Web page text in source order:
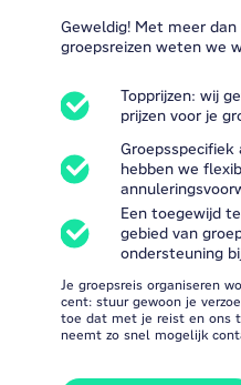
Geweldig! Met meer
groepsreizen weten we
Topprijzen: wij
prijzen voor je
Groepsspecifiek
hebben we
Een toegewijd
gebied van
ondersteuning
Je groepsreis organiseren
cent: stuur gewoon je
toe dat met je reist en ons
neemt zo snel mogelijk